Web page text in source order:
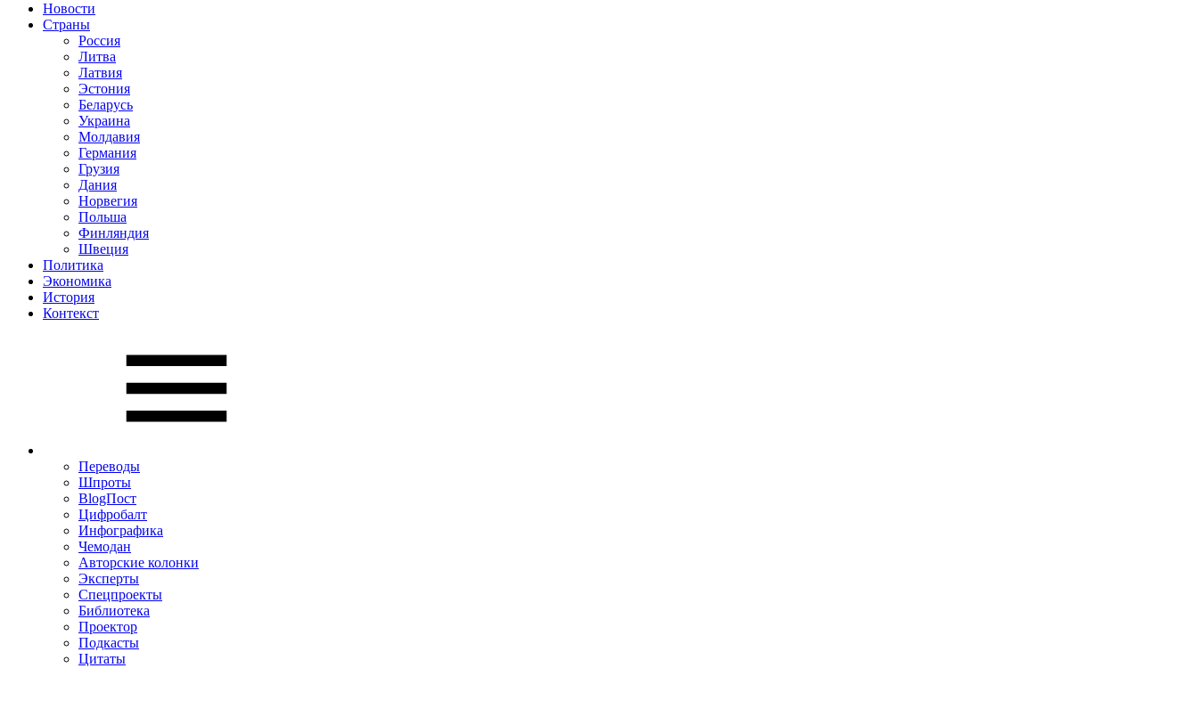
Новости
Страны
Россия
Литва
Латвия
Эстония
Беларусь
Украина
Молдавия
Германия
Грузия
Дания
Норвегия
Польша
Финляндия
Швеция
Политика
Экономика
История
Контекст
Переводы
Шпроты
BlogПост
Цифробалт
Инфографика
Чемодан
Авторские колонки
Эксперты
Спецпроекты
Библиотека
Проектор
Подкасты
Цитаты